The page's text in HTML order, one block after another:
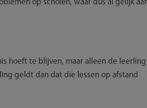
op scholen, waar dus al gelijk
hoeft te blijven, maar alleen de leerling
geldt dan dat die lessen op afstand